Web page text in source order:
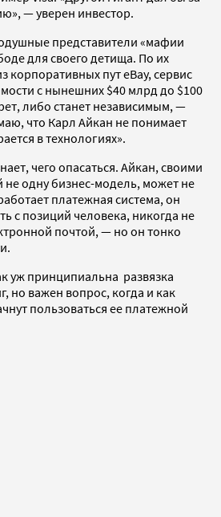
— уверен инвестор.
представители «мафии
для своего детища. По их
корпоративных пут eBay, сервис
с нынешних $40 млрд до $100
либо станет независимым, —
что Карл Айкан не понимает
в технологиях».
чего опасаться. Айкан, своими
одну бизнес-модель, может не
платежная система, он
с позиций человека, никогда не
почтой, — но он тонко
уж принципиальна развязка
но важен вопрос, когда и как
пользоваться ее платежной